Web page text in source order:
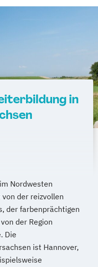
in
Nordwesten
der reizvollen
der farbenprächtigen
der Region
Die
ist Hannover,